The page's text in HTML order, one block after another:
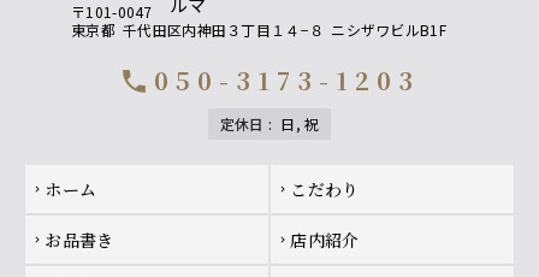
〒101-0047
東京都 千代田区内神田３丁目１４−８ ニシザワビルB1F
call 050-3173-1203
定休日 : 日, 祝
Footer navigation
chevron_right ホーム chevron_right こだわり
chevron_right お品書き chevron_right 店内紹介